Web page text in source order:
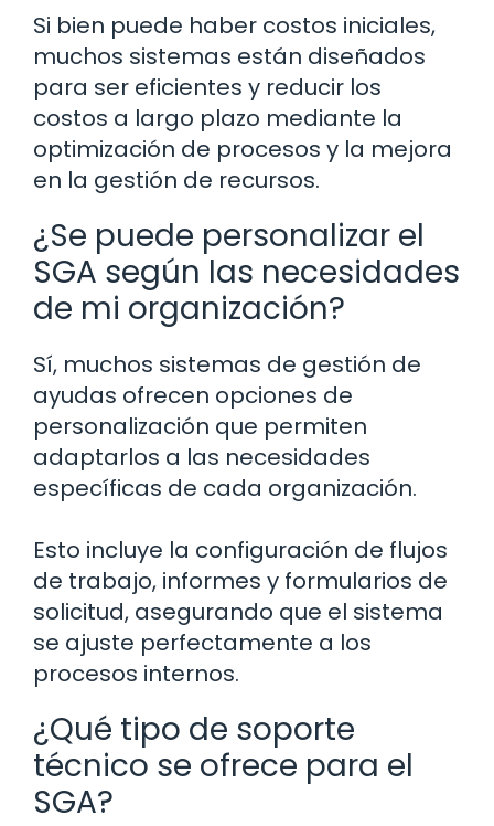
Si bien puede haber costos iniciales,
muchos sistemas están diseñados
para ser eficientes y reducir los
costos a largo plazo mediante la
optimización de procesos y la mejora
en la gestión de recursos.
¿Se puede personalizar el
SGA según las necesidades
de mi organización?
Sí, muchos sistemas de gestión de
ayudas ofrecen opciones de
personalización que permiten
adaptarlos a las necesidades
específicas de cada organización.
Esto incluye la configuración de flujos
de trabajo, informes y formularios de
solicitud, asegurando que el sistema
se ajuste perfectamente a los
procesos internos.
¿Qué tipo de soporte
técnico se ofrece para el
SGA?